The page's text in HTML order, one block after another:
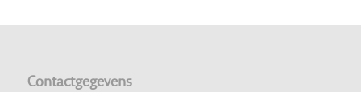
Contactgegevens